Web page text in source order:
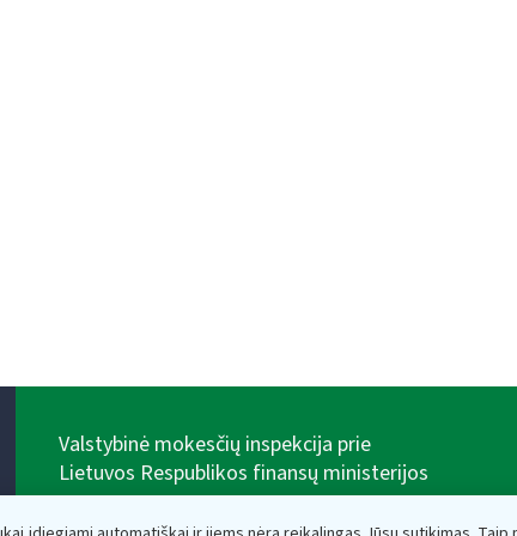
Valstybinė mokesčių inspekcija prie
Lietuvos Respublikos finansų ministerijos
adresas: Vasario 16-osios g. 14, 01107 Vilnius, Lietuva,